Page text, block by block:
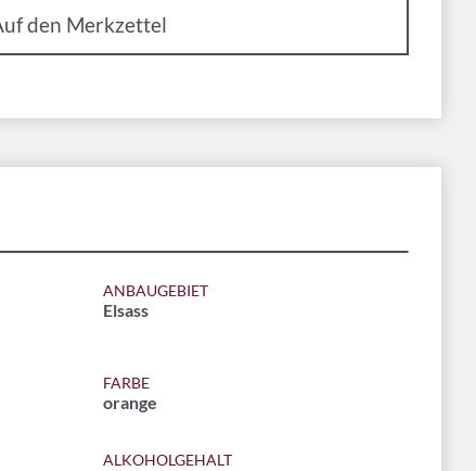
ANBAUGEBIET
Elsass
FARBE
orange
ALKOHOLGEHALT